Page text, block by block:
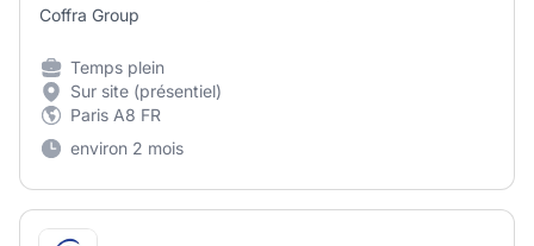
Coffra Group
Temps plein
Sur site (présentiel)
Paris A8 FR
environ 2 mois